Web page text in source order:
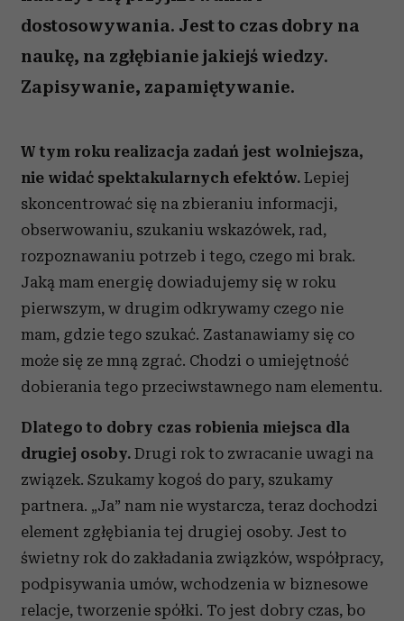
dostosowywania. Jest to czas dobry na
naukę, na zgłębianie jakiejś wiedzy.
Zapisywanie, zapamiętywanie.
W tym roku realizacja zadań jest wolniejsza,
nie widać spektakularnych efektów. Lepiej
skoncentrować się na zbieraniu informacji,
obserwowaniu, szukaniu wskazówek, rad,
rozpoznawaniu potrzeb i tego, czego mi brak.
Jaką mam energię dowiadujemy się w roku
pierwszym, w drugim odkrywamy czego nie
mam, gdzie tego szukać. Zastanawiamy się co
może się ze mną zgrać. Chodzi o umiejętność
dobierania tego przeciwstawnego nam elementu.
Dlatego to dobry czas robienia miejsca dla
drugiej osoby. Drugi rok to zwracanie uwagi na
związek. Szukamy kogoś do pary, szukamy
partnera. „Ja” nam nie wystarcza, teraz dochodzi
element zgłębiania tej drugiej osoby. Jest to
świetny rok do zakładania związków, współpracy,
podpisywania umów, wchodzenia w biznesowe
relacje, tworzenie spółki. To jest dobry czas, bo